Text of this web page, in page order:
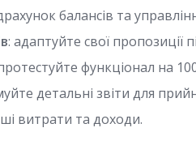
балансів та
: адаптуйте свої пропозиції
функціонал на
детальні звіти для
витрати та доходи.